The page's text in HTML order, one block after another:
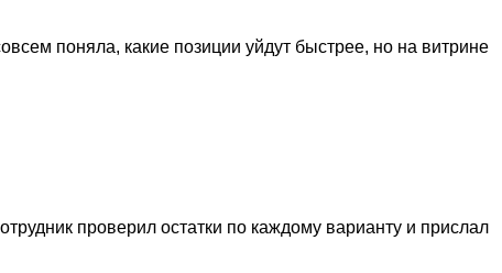
поняла, какие позиции уйдут быстрее, но на витрине
проверил остатки по каждому варианту и прислал